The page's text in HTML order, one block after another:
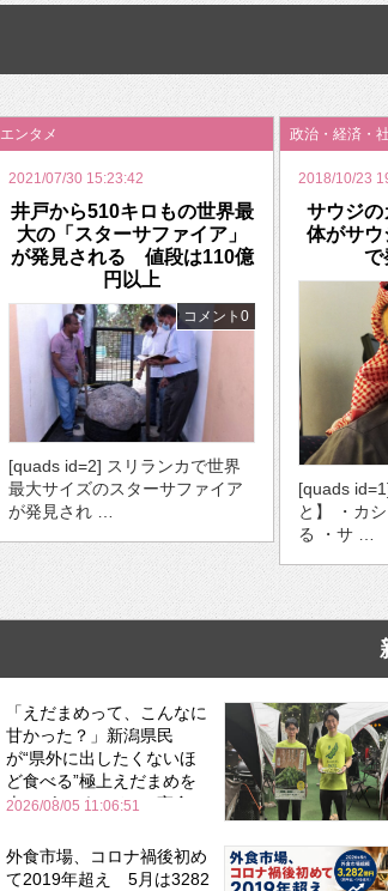
挫折率8割の壁をAIで突破。ジャストシステム、”
2026年のバレンタインは「自分で作って、想い
エンタメ
2021/07/30 15:23:42
井戸から510キロもの世界最
大の「スターサファイア」
が発見される 値段は110億
円以上
コメント0
[quads id=2] スリランカで世界
最大サイズのスターサファイア
が発見され …
政治・経済・
2018/10/23
サウジの
体がサウ
で
[quads
と】 ・カ
る ・サ …
「えだまめって、こんなに
甘かった？」新潟県民
が“県外に出したくないほ
ど食べる”極上えだまめを
森のビアガーデンで実食
2026/08/05 11:06:51
外食市場、コロナ禍後初め
て2019年超え 5月は3282